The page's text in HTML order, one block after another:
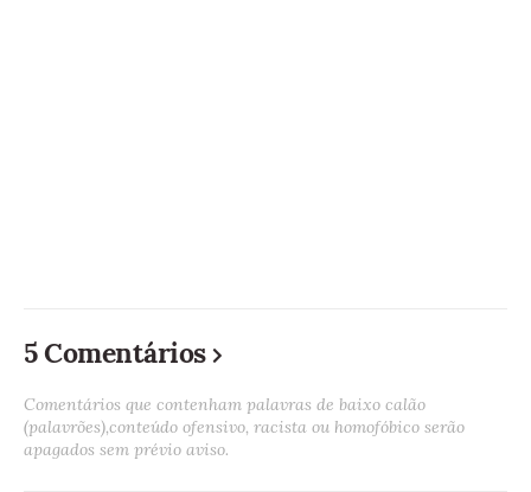
5 Comentários
Comentários que contenham palavras de baixo calão
(palavrões),conteúdo ofensivo, racista ou homofóbico serão
apagados sem prévio aviso.